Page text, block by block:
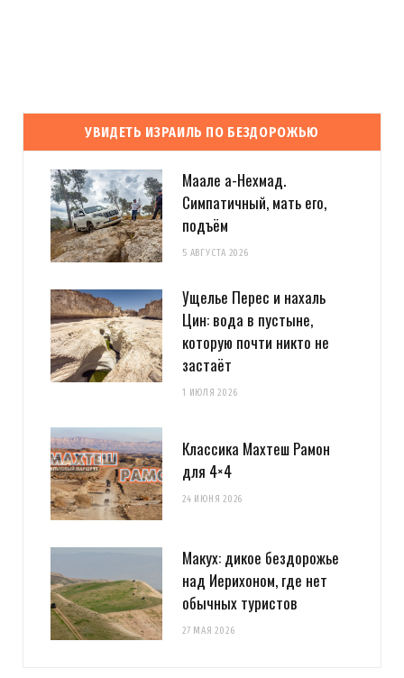
УВИДЕТЬ ИЗРАИЛЬ ПО БЕЗДОРОЖЬЮ
Маале а-Нехмад.
Симпатичный, мать его,
подъём
5 АВГУСТА 2026
Ущелье Перес и нахаль
Цин: вода в пустыне,
которую почти никто не
застаёт
1 ИЮЛЯ 2026
Классика Махтеш Рамон
для 4×4
24 ИЮНЯ 2026
Макух: дикое бездорожье
над Иерихоном, где нет
обычных туристов
27 МАЯ 2026